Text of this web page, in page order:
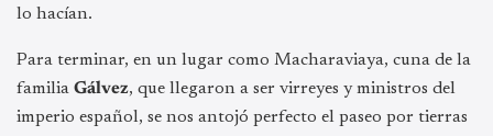
lo hacían.
Para terminar, en un lugar como Macharaviaya, cuna de la
familia Gálvez, que llegaron a ser virreyes y ministros del
imperio español, se nos antojó perfecto el paseo por tierras